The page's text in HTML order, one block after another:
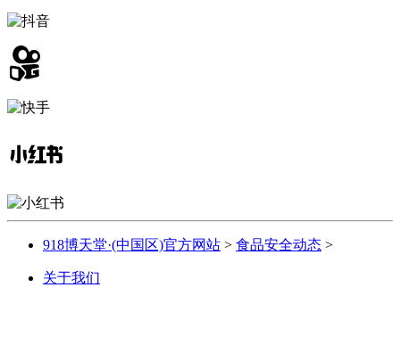
918博天堂·(中国区)官方网站 > 食品安全动态 >
关于我们